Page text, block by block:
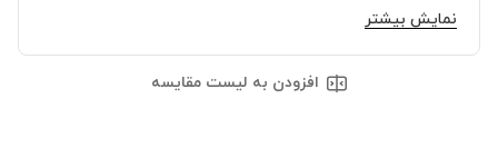
نمایش بیشتر
افزودن به لیست مقایسه